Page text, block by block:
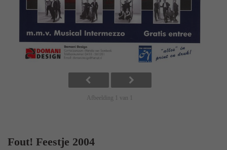
Afbeelding 1 van 1
Fout! Feestje 2004